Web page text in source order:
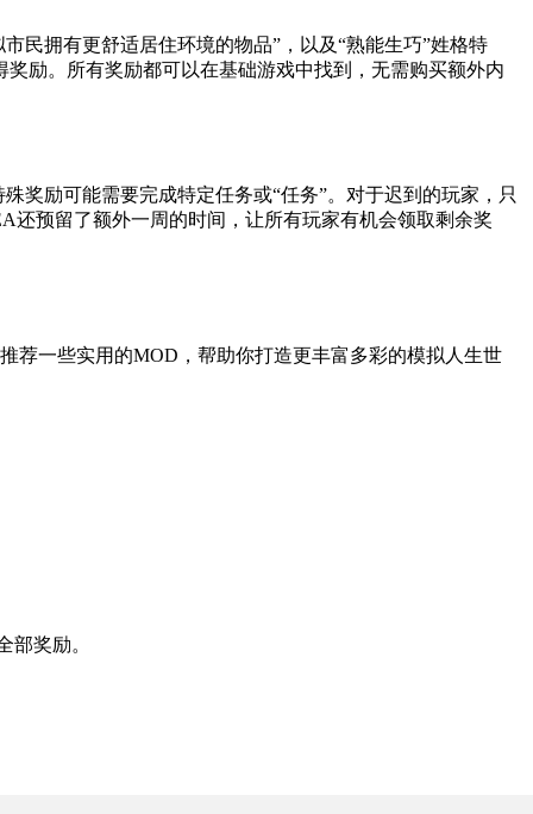
民拥有更舒适居住环境的物品”，以及“熟能生巧”姓格特
励。所有奖励都可以在基础游戏中找到，无需购买额外内
奖励可能需要完成特定任务或“任务”。对于迟到的玩家，只
还预留了额外一周的时间，让所有玩家有机会领取剩余奖
荐一些实用的MOD，帮助你打造更丰富多彩的模拟人生世
部奖励。